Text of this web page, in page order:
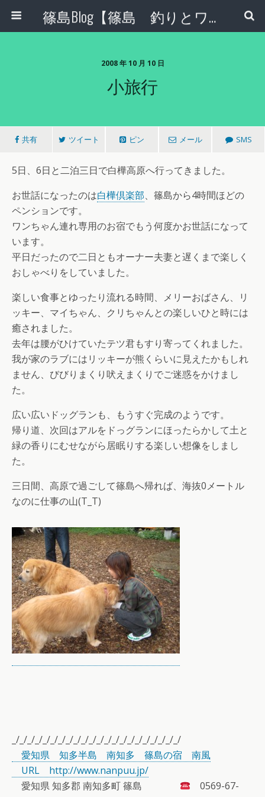
篠島Blog【篠島 釣りとワンコとエコな日々】
2008 年 10 月 10 日
小旅行
共有 ツイート ピン メール SMS
5日、6日と二泊三日で白樺高原へ行ってきました。
お世話になったのは白樺倶楽部、篠島から4時間ほどの
ペンションです。
ワンちゃん連れ専用のお宿でもう何度かお世話になって
います。
平日だったので二日ともオーナー夫妻と遅くまで楽しく
おしゃべりをしていました。
楽しい食事とゆったり流れる時間、メリーおばさん、リ
ッキー、マイちゃん、クリちゃんとの楽しいひと時には
癒されました。
去年は腰がひけていたテツ君もすり寄ってくれました。
我が家のラブにはリッキーが熊くらいに見えたかもしれ
ません、びびりまくり吠えまくりでご迷惑をかけまし
た。
広い広いドッグランも、もうすぐ完成のようです。
帰り道、次回はアルをドっグランにほったらかして土と
緑の香りにむせながら居眠りする楽しい想像をしまし
た。
三日間、高原で過ごして篠島へ帰れば、海抜0メートル
なのに仕事の山(T_T)
_/_/_/_/_/_/_/_/_/_/_/_/_/_/_/_/_/_/_/_/_/_/
愛知県 知多半島 南知多 篠島の宿 南風
URL http://www.nanpuu.jp/
愛知県 知多郡 南知多町 篠島
0569-67-